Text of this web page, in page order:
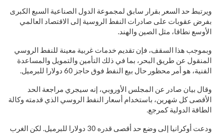
ويرتبط حد السعر بقرار سابق لمجموعة الدول الصناعية السبع الكبرى
بفرض عقوبات على صادرات النفط الروسية إلى الاقتصاد العالمي
الأوسع نطاقا، مثل الصين والهند.
وبموجب هذا السقف، فإن تقديم خدمات غربية معينة للنفط الروسي
المنقول عن طريق البحر، بما في ذلك التأمين والتمويل والمساعدة
الفنية، هو أمر محظور حال بيع النفط فوق حاجز 60 دولارا للبرميل.
وقال بيان صادر عن المجلس الأوروبي، إنه سيجري مراجعة الحد
الأقصى كل شهرين، باستخدام أسعار النفط الروسي الذي قدمته وكالة
الطاقة الدولية كمرجع.
ودعت أوكرانيا إلى وضع حد أقصى قدره 30 دولارا للبرميل. لكن الغرب